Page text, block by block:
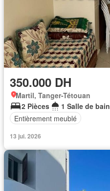
350.000 DH
Martil, Tanger-Tétouan
2 Pièces
1 Salle de bain
Entièrement meublé
13 jui. 2026